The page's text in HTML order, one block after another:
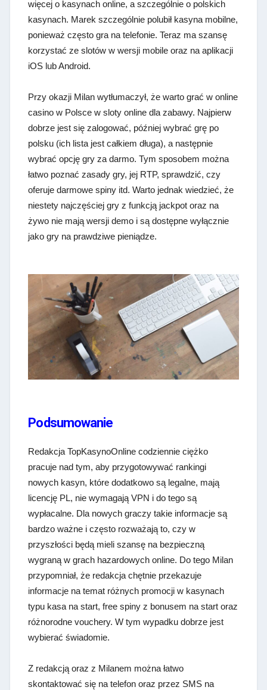
więcej o kasynach online, a szczególnie o polskich
kasynach. Marek szczególnie polubił kasyna mobilne,
ponieważ często gra na telefonie. Teraz ma szansę
korzystać ze slotów w wersji mobile oraz na aplikacji
iOS lub Android.
Przy okazji Milan wytłumaczył, że warto grać w online
casino w Polsce w sloty online dla zabawy. Najpierw
dobrze jest się zalogować, później wybrać grę po
polsku (ich lista jest całkiem długa), a następnie
wybrać opcję gry za darmo. Tym sposobem można
łatwo poznać zasady gry, jej RTP, sprawdzić, czy
oferuje darmowe spiny itd. Warto jednak wiedzieć, że
niestety najczęściej gry z funkcją jackpot oraz na
żywo nie mają wersji demo i są dostępne wyłącznie
jako gry na prawdziwe pieniądze.
Podsumowanie
Redakcja TopKasynoOnline codziennie ciężko
pracuje nad tym, aby przygotowywać rankingi
nowych kasyn, które dodatkowo są legalne, mają
licencję PL, nie wymagają VPN i do tego są
wypłacalne. Dla nowych graczy takie informacje są
bardzo ważne i często rozważają to, czy w
przyszłości będą mieli szansę na bezpieczną
wygraną w grach hazardowych online. Do tego Milan
przypomniał, że redakcja chętnie przekazuje
informacje na temat różnych promocji w kasynach
typu kasa na start, free spiny z bonusem na start oraz
różnorodne vouchery. W tym wypadku dobrze jest
wybierać świadomie.
Z redakcją oraz z Milanem można łatwo
skontaktować się na telefon oraz przez SMS na